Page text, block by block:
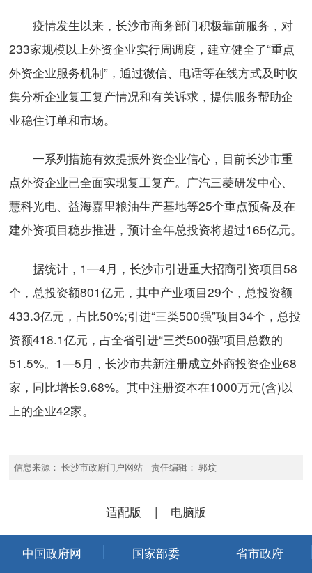
疫情发生以来，长沙市商务部门积极靠前服务，对
233家规模以上外资企业实行周调度，建立健全了“重点
外资企业服务机制”，通过微信、电话等在线方式及时收
集分析企业复工复产情况和有关诉求，提供服务帮助企
业稳住订单和市场。
一系列措施有效提振外资企业信心，目前长沙市重
点外资企业已全面实现复工复产。广汽三菱研发中心、
慧科光电、益海嘉里粮油生产基地等25个重点预备及在
建外资项目稳步推进，预计全年总投资将超过165亿元。
据统计，1—4月，长沙市引进重大招商引资项目58
个，总投资额801亿元，其中产业项目29个，总投资额
433.3亿元，占比50%;引进“三类500强”项目34个，总投
资额418.1亿元，占全省引进“三类500强”项目总数的
51.5%。1—5月，长沙市共新注册成立外商投资企业68
家，同比增长9.68%。其中注册资本在1000万元(含)以
上的企业42家。
信息来源： 长沙市政府门户网站 责任编辑： 郭玟
适配版 | 电脑版
中国政府网 国家部委 省市政府